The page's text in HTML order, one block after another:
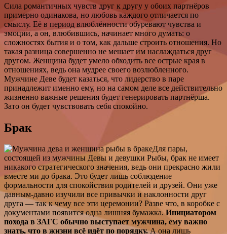
Сила романтичных чувств друг к другу у обоих партнёров
примерно одинакова, но любовь каждого отличается по
смыслу. Её в период влюблённости обуревают чувства и
эмоции, а он, влюбившись, начинает много думать: о
сложностях бытия и о том, как дальше строить отношения. Но
такая разница совершенно не мешает им наслаждаться друг
другом. Женщина будет умело обходить все острые края в
отношениях, ведь она мудрее своего возлюбленного.
Мужчине Деве будет казаться, что лидерство в паре
принадлежит именно ему, но на самом деле все действительно
жизненно важные решения будет генерировать партнёрша.
Зато он будет чувствовать себя спокойно.
Брак
Для пары,
состоящей из мужчины Девы и девушки Рыбы, брак не имеет
никакого стратегического значения, ведь они прекрасно жили
вместе ми до брака. Это будет лишь соблюдение
формальности для спокойствия родителей и друзей. Они уже
давным-давно изучили все привычки и наклонности друг
друга — так к чему все эти церемонии? Разве что, в коробке с
документами появится одна лишняя бумажка. Инициатором
похода в ЗАГС обычно выступает мужчина, ему важно
знать, что в жизни всё идёт по порядку.А она лишь